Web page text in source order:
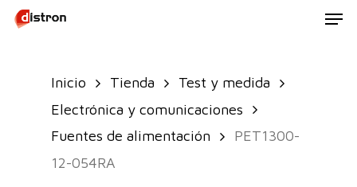
Skip
Inicio Tienda
Test y medida
Electrónica y comunicaciones
Fuentes de alimentación
PET1300-
12-054RA